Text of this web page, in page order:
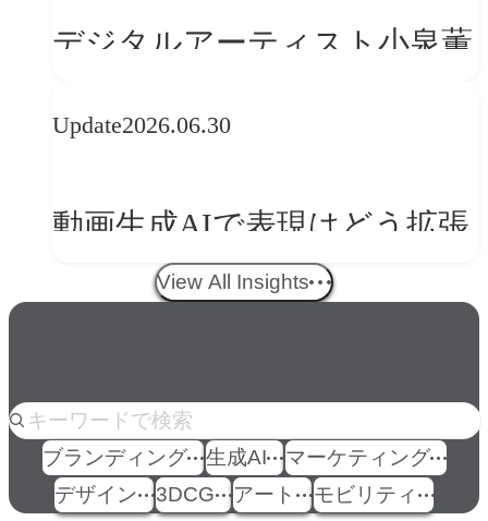
デジタルアーティスト小泉薫
ークフロー設計と「ノイズと
Update2026.06.30
動画生成AIで表現はどう拡張
する？映像ディレクター橋本
View All Insights
人気のkeyword
ブランディング 生成AI
マーケティング
デザイン
3DCG アート モビリティ